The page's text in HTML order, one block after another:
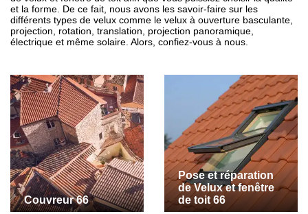
et la forme. De ce fait, nous avons les savoir-faire sur les
différents types de velux comme le velux à ouverture basculante,
projection, rotation, translation, projection panoramique,
électrique et même solaire. Alors, confiez-vous à nous.
Couvreur 66
Pose et réparation
de Velux et fenêtre
de toit 66